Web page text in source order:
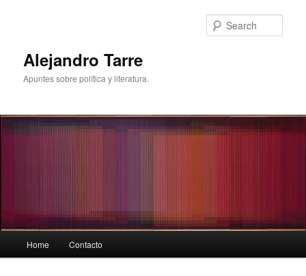
Alejandro Tarre
Apuntes sobre política y literatura.
Home Contacto